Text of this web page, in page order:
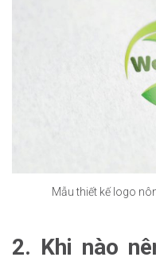
Mẫu thiết kế logo
2. Khi nào